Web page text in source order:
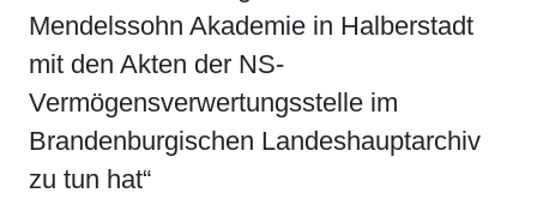
Mendelssohn Akademie in Halberstadt
mit den Akten der NS-
Vermögensverwertungsstelle im
Brandenburgischen Landeshauptarchiv
zu tun hat“